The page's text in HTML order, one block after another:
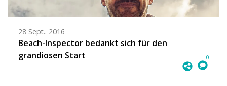
28 Sept.. 2016
Beach-Inspector bedankt sich für den
grandiosen Start
0